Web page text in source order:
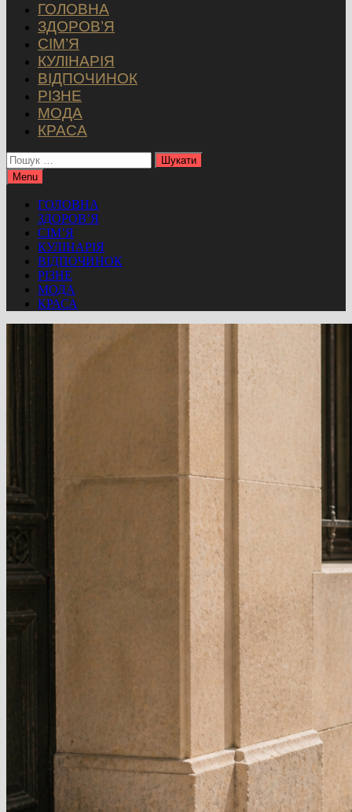
ГОЛОВНА
ЗДОРОВ’Я
СІМ’Я
КУЛІНАРІЯ
ВІДПОЧИНОК
РІЗНЕ
МОДА
КРАСА
Пошук:
Menu
ГОЛОВНА
ЗДОРОВ’Я
СІМ’Я
КУЛІНАРІЯ
ВІДПОЧИНОК
РІЗНЕ
МОДА
КРАСА